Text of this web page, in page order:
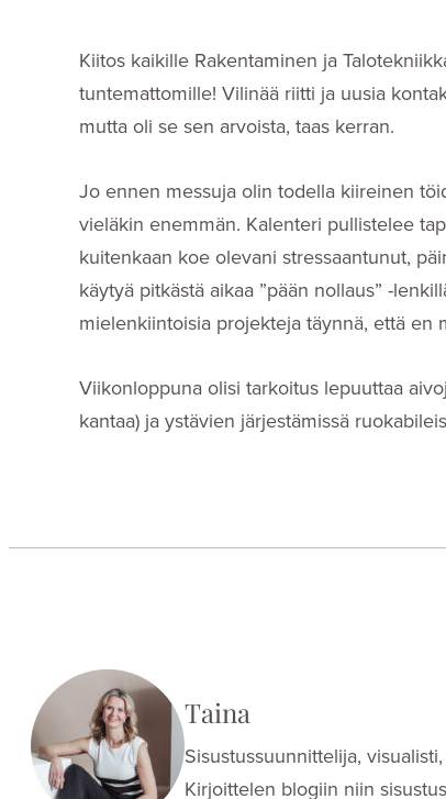
Kiitos kaikille Rakentaminen ja
tuntemattomille! Vilinää riitti ja uusia
mutta oli se sen arvoista, taas kerran.
Jo ennen messuja olin todella kiireinen
vieläkin enemmän. Kalenteri pullistelee
kuitenkaan koe olevani stressaantunut,
käytyä pitkästä aikaa ”pään nollaus” -
mielenkiintoisia projekteja täynnä, että en
Viikonloppuna olisi tarkoitus lepuuttaa
kantaa) ja ystävien järjestämissä
Taina
Sisustussuunnittelija,
Kirjoittelen blogiin niin